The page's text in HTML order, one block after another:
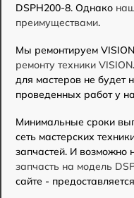
DSPH200-8. Однако
преимуществами.
Мы ремонтируем
ремонту техники VISION
для мастеров не будет
проведенных работ у
Минимальные сроки
сеть мастерских
запчастей. И возможно
запчасть на модель
сайте -